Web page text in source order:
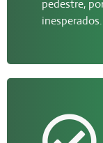
pedestre,
inesperados.